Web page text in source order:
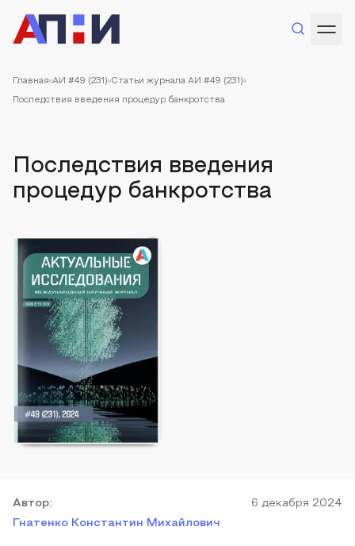
Главная АИ #49 (231) Статьи журнала АИ #49 (231)
Последствия введения процедур банкротства
Последствия введения
процедур банкротства
Автор:
Гнатенко Константин Михайлович
6 декабря 2024